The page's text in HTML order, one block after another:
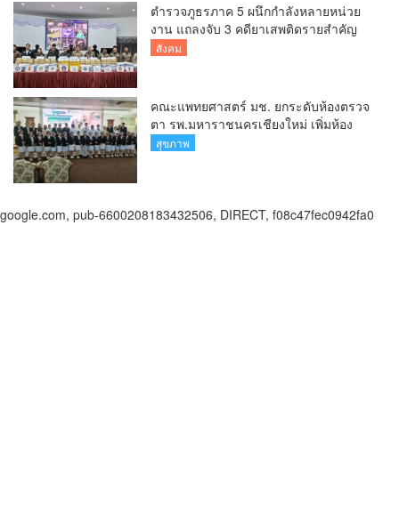
ตำรวจภูธรภาค 5 ผนึกกำลังหลายหน่วย
งาน แถลงจับ 3 คดียาเสพติดรายสำคัญ
ยึดยาบ้ากว่า 3.2 ล้านเม็ด เฮโรอีน 8.62
สังคม
คณะแพทยศาสตร์ มช. ยกระดับห้องตรวจ
ตา รพ.มหาราชนครเชียงใหม่ เพิ่มห้อง
ตรวจ-นำเทคโนโลยีทันสมัย รองรับผู้ป่วย
สุขภาพ
google.com, pub-6600208183432506, DIRECT, f08c47fec0942fa0